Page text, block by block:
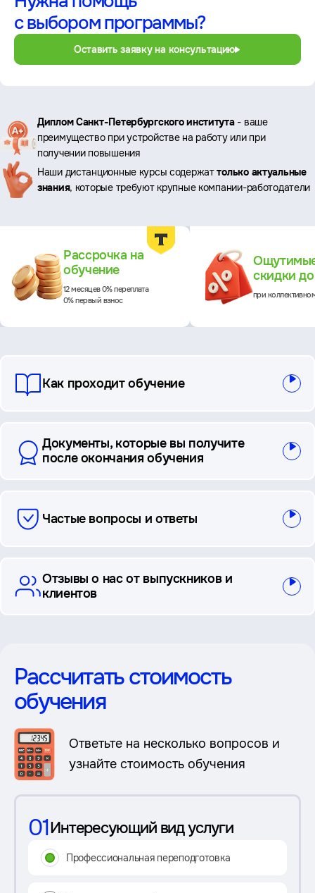
с выбором программы?
Оставить заявку на консультацию
Ключевые
преимущества
Диплом Санкт-Петербургского института- ваше
преимущество при устройстве на работу или при
получении повышения
Наши дистанционные курсы содержаттолько актуальные
знания, которые требуют крупные компании-работодатели
Рассрочка на
обучение
12 месяцев 0% переплата
0% первый взнос
скидки
при
вопросы
Как проходит обучение
Документы, которые вы получите
после окончания обучения
Частые вопросы и ответы
Отзывы о нас от выпускников и
клиентов
Рассчитать стоимость
обучения
Ответьте на несколько вопросов и
узнайте стоимость обучения
01Интересующий вид услуги
Профессиональная переподготовка